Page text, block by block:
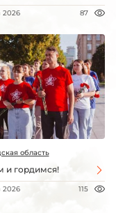
2026 87
область
и гордимся!
2026 115